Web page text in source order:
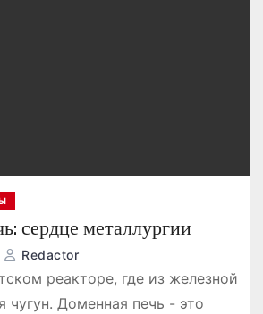
сердце металлургии
Redactor
реакторе, где из железной
чугун. Доменная печь - это